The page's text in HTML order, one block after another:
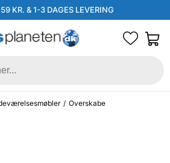
KR. & 1-3 DAGES LEVERING
/ Overskabe